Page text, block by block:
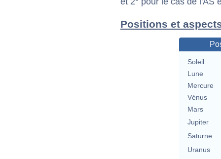
Positions et
Soleil
Lune
Mercure
Vénus
Mars
Jupiter
Saturne
Uranus